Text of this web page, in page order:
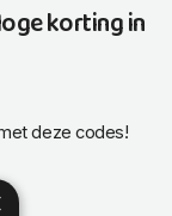
korting in
deze codes!